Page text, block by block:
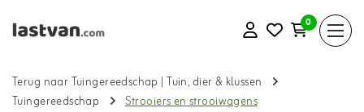
0
Terug naar Tuingereedschap |Tuin, dier & klussen
Tuingereedschap
Strooiers en strooiwagens